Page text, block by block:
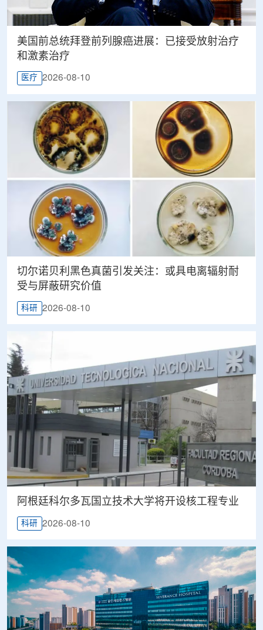
美国前总统拜登前列腺癌进展：已接受放射治疗
和激素治疗
医疗 2026-08-10
切尔诺贝利黑色真菌引发关注：或具电离辐射耐
受与屏蔽研究价值
科研 2026-08-10
阿根廷科尔多瓦国立技术大学将开设核工程专业
科研 2026-08-10